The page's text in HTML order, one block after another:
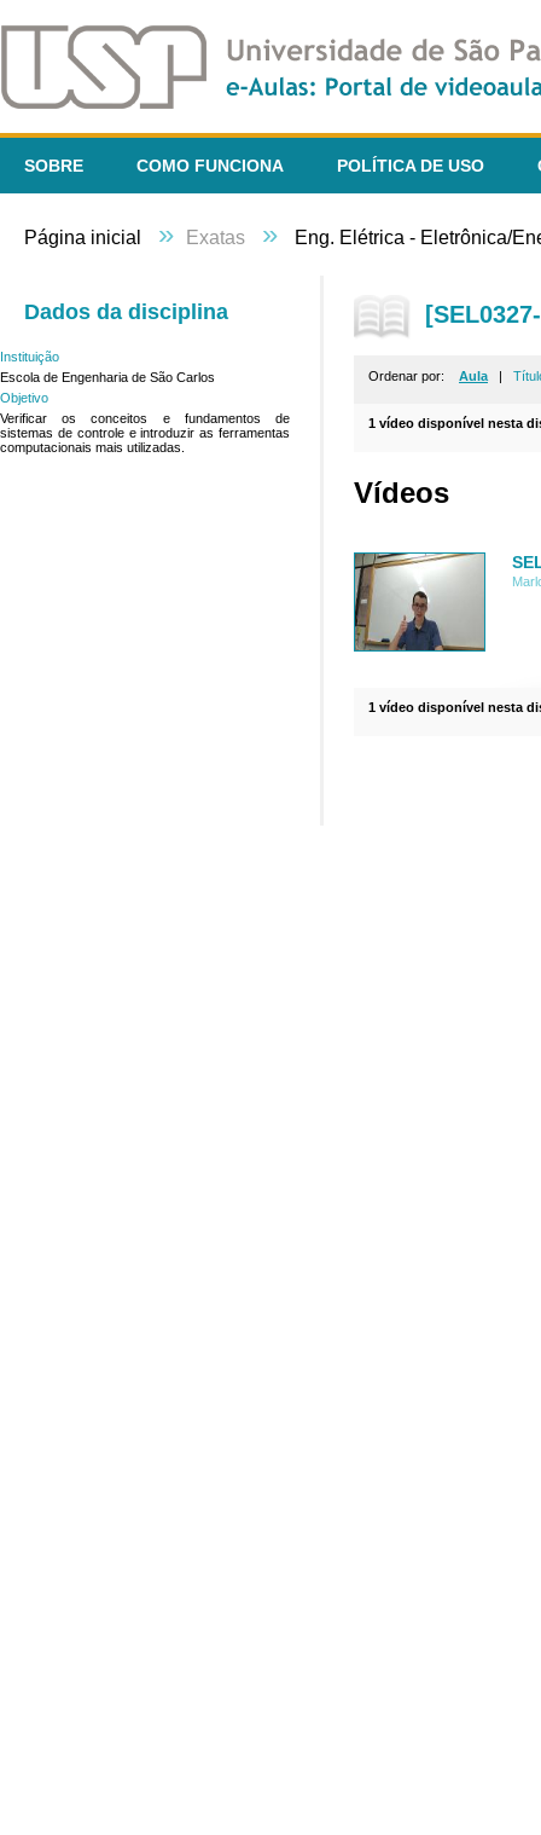
SOBRE COMO FUNCIONA POLÍTICA DE USO
Página inicial » Exatas » Eng. Elétrica - Eletrônica/
Dados da disciplina
Instituição
Escola de Engenharia de São Carlos
Objetivo
Verificar os conceitos e fundamentos de
sistemas de controle e introduzir as ferramentas
computacionais mais utilizadas.
Ordenar por: Aula |
1 vídeo disponível nesta
Vídeos
1 vídeo disponível nesta